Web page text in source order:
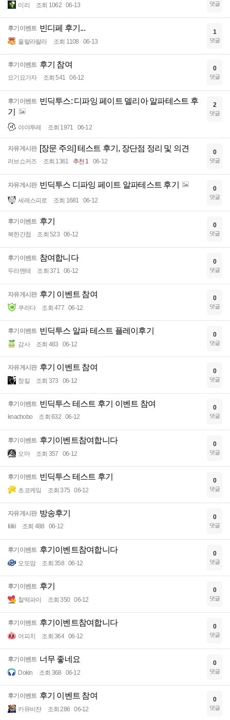
미리 조회 1062 06-13 댓글
후기이벤트 빈디페 후기...
울랄라랄라 조회 1108 06-13
1
댓글
후기이벤트 후기 참여
요기요가자 조회 541 06-12
0
댓글
후기이벤트 빈딕투스: 디파잉 페이트 델리아 알파테스트 후
기
야야투레 조회 1971 06-12
2
댓글
자유게시판 [장문 주의] 테스트 후기, 장단점 정리 및 의견
러브쇼커즈 조회 1361 추천 1 06-12
0
댓글
자유게시판 빈딕투스 디파잉 페이트 알파테스트 후기
세레스피로 조회 1681 06-12
0
댓글
후기이벤트 후기
북한간첩 조회 523 06-12
0
댓글
후기이벤트 참여합니다
두라멘테 조회 371 06-12
0
댓글
자유게시판 후기 이벤트 참여
쿠라다 조회 477 06-12
0
댓글
후기이벤트 빈딕투스 알파 테스트 플레이후기
감사 조회 483 06-12
0
댓글
자유게시판 후기 이벤트 참여
창킬 조회 373 06-12
0
댓글
후기이벤트 빈딕투스 테스트 후기 이벤트 참여
knachobo 조회 632 06-12
0
댓글
후기이벤트 후기이벤트참여합니다
오마 조회 357 06-12
0
댓글
후기이벤트 빈딕투스 테스트 후기
초코케잌 조회 375 06-12
0
댓글
자유게시판 방송후기
Iiiliii 조회 488 06-12
0
댓글
후기이벤트 후기이벤트참여합니다
오또맘 조회 358 06-12
0
댓글
후기이벤트 후기
찰떡파이 조회 350 06-12
0
댓글
후기이벤트 후기이벤트참여합니다
어피치 조회 364 06-12
0
댓글
후기이벤트 너무 좋네요
Dokin 조회 368 06-12
0
댓글
후기이벤트 후기 이벤트 참여
카뮤비쟌 조회 286 06-12
0
댓글